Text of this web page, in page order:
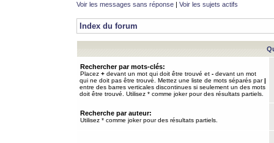
Voir les messages sans réponse | Voir les sujets actifs
Index du forum
Rechercher par mots-clés:
Placez + devant un mot qui doit être trouvé et - devant un mot
qui ne doit pas être trouvé. Mettez une liste de mots séparés par|
entre des barres verticales discontinues si seulement un des mots
doit être trouvé. Utilisez * comme joker pour des résultats partiels.
Recherche par auteur:
Utilisez * comme joker pour des résultats partiels.